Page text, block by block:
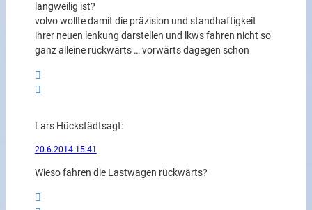
langweilig ist?
volvo wollte damit die präzision und standhaftigkeit
ihrer neuen lenkung darstellen und lkws fahren nicht so
ganz alleine rückwärts … vorwärts dagegen schon
Lars Hückstädtsagt:
20.6.2014 15:41
Wieso fahren die Lastwagen rückwärts?